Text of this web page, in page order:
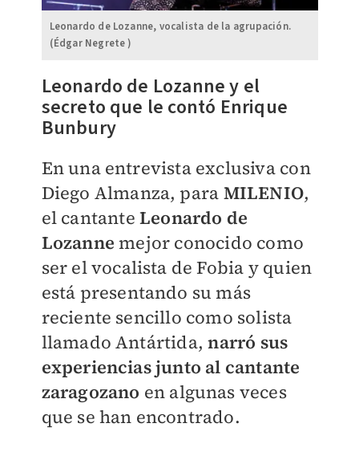
Leonardo de Lozanne, vocalista de la agrupación.
(Édgar Negrete )
Leonardo de Lozanne y el
secreto que le contó Enrique
Bunbury
En una entrevista exclusiva con
Diego Almanza, para MILENIO,
el cantante Leonardo de
Lozanne mejor conocido como
ser el vocalista de Fobia y quien
está presentando su más
reciente sencillo como solista
llamado Antártida,narró sus
experiencias junto al cantante
zaragozano en algunas veces
que se han encontrado.